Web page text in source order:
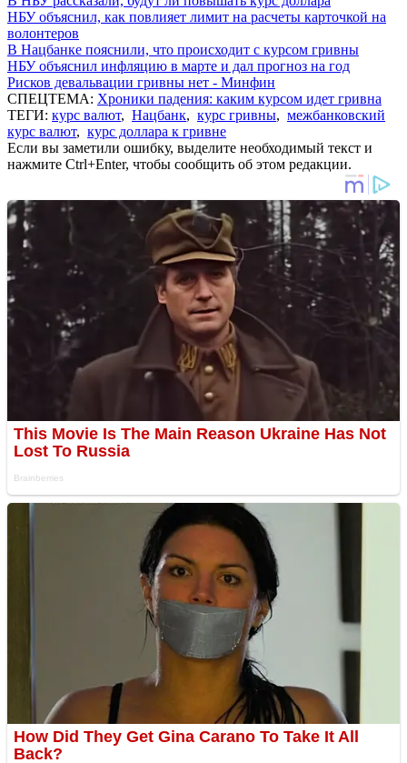
НБУ объяснил, как повлияет лимит на расчеты карточкой на
волонтеров
В Нацбанке пояснили, что происходит с курсом гривны
НБУ объяснил инфляцию в марте и дал прогноз на год
Рисков девальвации гривны нет - Минфин
СПЕЦТЕМА: Хроники падения: каким курсом идет гривна
ТЕГИ: курс валют, Нацбанк, курс гривны, межбанковский
курс валют, курс доллара к гривне
Если вы заметили ошибку, выделите необходимый текст и
нажмите Ctrl+Enter, чтобы сообщить об этом редакции.